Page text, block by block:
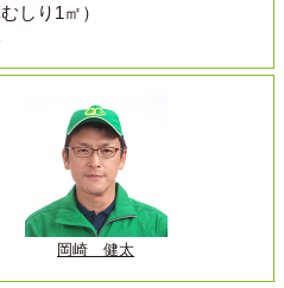
しり1㎡）
岡崎 健太